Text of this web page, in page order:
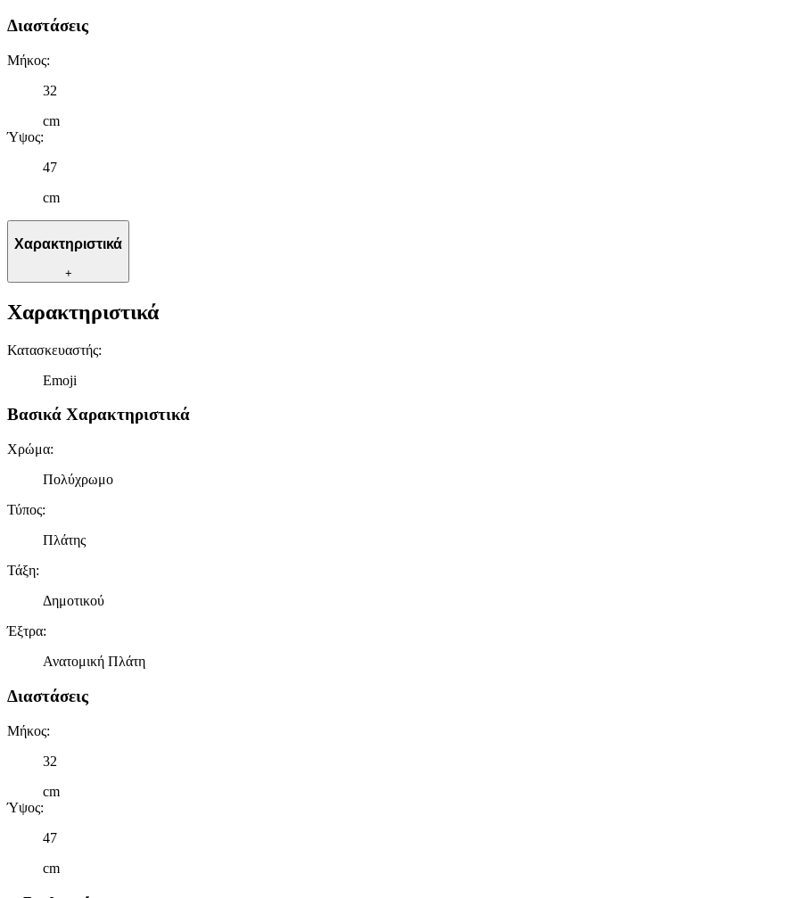
Διαστάσεις
Μήκος:
32
cm
Ύψος:
47
cm
Χαρακτηριστικά
+
Χαρακτηριστικά
Κατασκευαστής:
Emoji
Βασικά Χαρακτηριστικά
Χρώμα:
Πολύχρωμο
Τύπος:
Πλάτης
Τάξη:
Δημοτικού
Έξτρα:
Ανατομική Πλάτη
Διαστάσεις
Μήκος:
32
cm
Ύψος:
47
cm